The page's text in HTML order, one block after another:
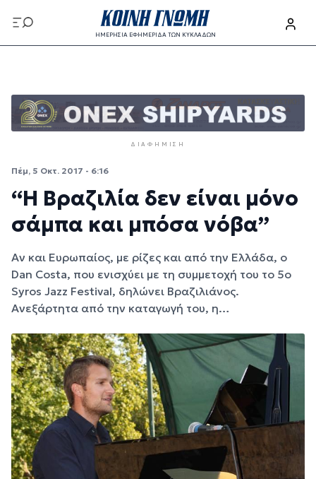
Παράκαμψη προς το κυρίως περιεχόμενο
ΗΜΕΡΗΣΙΑ ΕΦΗΜΕΡΙΔΑ ΤΩΝ ΚΥΚΛΑΔΩΝ
ΔΙΑΦΉΜΙΣΗ
Πέμ, 5 Οκτ. 2017 - 6:16
“H Βραζιλία δεν είναι μόνο
σάμπα και μπόσα νόβα”
Αν και Ευρωπαίος, με ρίζες και από την Ελλάδα, ο
Dan Costa, που ενισχύει με τη συμμετοχή του το 5ο
Syros Jazz Festival, δηλώνει Βραζιλιάνος.
Ανεξάρτητα από την καταγωγή του, η…